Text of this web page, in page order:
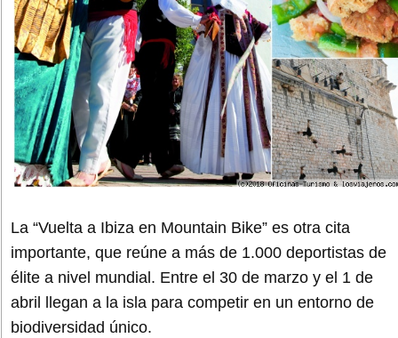
La “Vuelta a Ibiza en Mountain Bike” es otra cita
importante, que reúne a más de 1.000 deportistas de
élite a nivel mundial. Entre el 30 de marzo y el 1 de
abril llegan a la isla para competir en un entorno de
biodiversidad único.